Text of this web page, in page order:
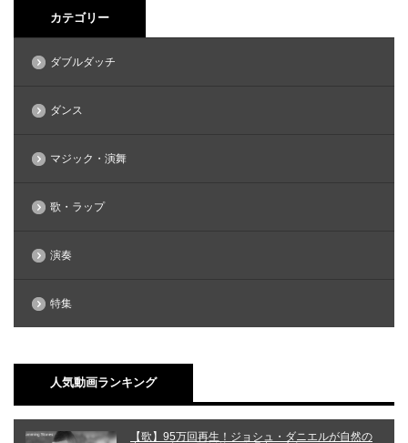
カテゴリー
ダブルダッチ
ダンス
マジック・演舞
歌・ラップ
演奏
特集
人気動画ランキング
【歌】95万回再生！ジョシュ・ダニエルが自然の